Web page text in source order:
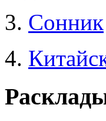
3. Сонник
4.